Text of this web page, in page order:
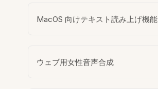
MacOS 向けテキスト読み上げ機能
ウェブ用女性音声合成